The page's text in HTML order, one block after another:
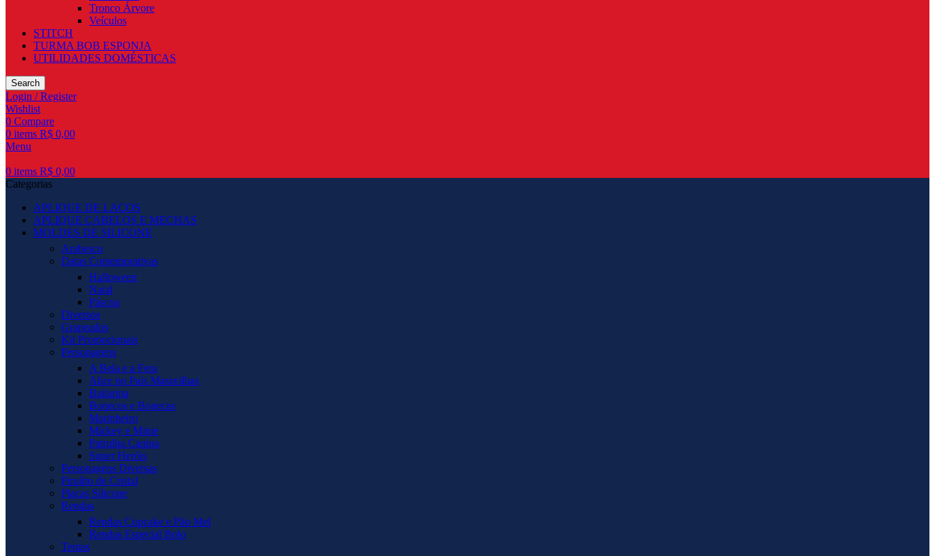
Tronco Árvore
Veículos
STITCH
TURMA BOB ESPONJA
UTILIDADES DOMÉSTICAS
Search
Login / Register
Wishlist
0 Compare
0 items R$ 0,00
Menu
0 items R$ 0,00
Categorias
APLIQUE DE LAÇOS
APLIQUE CABELOS E MECHAS
MOLDES DE SILICONE
Arabesco
Datas Comemorativas
Halloween
Natal
Páscoa
Diversos
Grapeados
Kit Promocionais
Personagens
A Bela e a Fera
Alice no País Maravilhas
Bailarina
Bonecos e Bonecas
Marinheiro
Mickey e Minie
Patrulha Canina
Super Heróis
Personagens Diversas
Pirulito de Cristal
Placas Silicone
Rendas
Rendas Cupcake e Pão Mel
Rendas Especial Bolo
Temas